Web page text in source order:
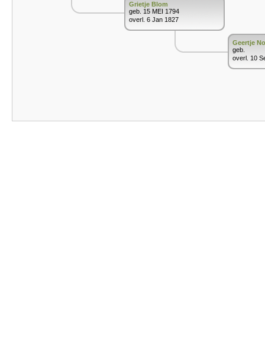
Grietje Blom
geb. 15 MEI 1794
overl. 6 Jan 1827
Geertje
geb.
overl. 10